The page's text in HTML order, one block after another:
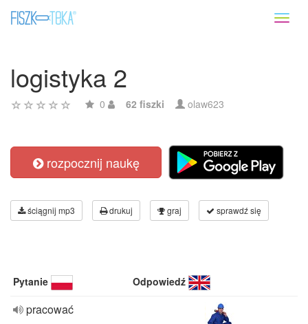
logistyka 2
0 62 fiszki olaw623
rozpocznij naukę
ściągnij mp3 drukuj graj sprawdź się
Pytanie Odpowiedź
pracować